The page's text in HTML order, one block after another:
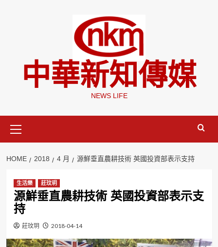
中華新知傳媒
NEWS LIFE
Menu
HOME 2018 4 月 源鮮垂直農耕技術 英國投資部表示支持
生活樂 莊玟玥
源鮮垂直農耕技術 英國投資部表示支
持
莊玟玥 2018-04-14